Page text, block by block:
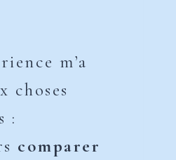
m’a
choses
:
comparer